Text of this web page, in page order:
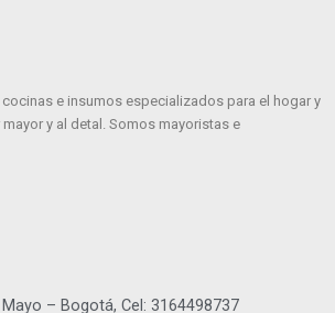
e insumos especializados para el hogar y
y al detal. Somos mayoristas e
– Bogotá, Cel: 3164498737